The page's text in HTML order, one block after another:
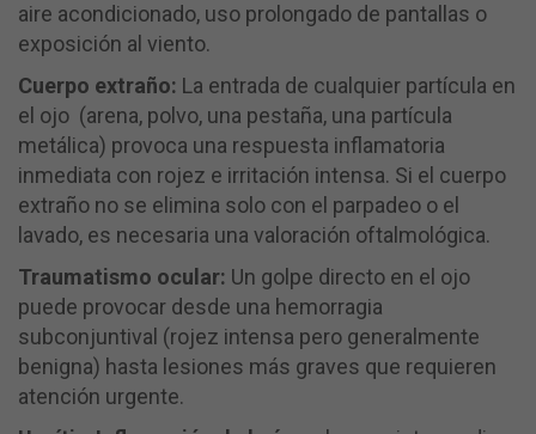
aire acondicionado, uso prolongado de pantallas o
exposición al viento.
Cuerpo extraño: La entrada de cualquier partícula en
el ojo (arena, polvo, una pestaña, una partícula
metálica) provoca una respuesta inflamatoria
inmediata con rojez e irritación intensa. Si el cuerpo
extraño no se elimina solo con el parpadeo o el
lavado, es necesaria una valoración oftalmológica.
Traumatismo ocular: Un golpe directo en el ojo
puede provocar desde una hemorragia
subconjuntival (rojez intensa pero generalmente
benigna) hasta lesiones más graves que requieren
atención urgente.